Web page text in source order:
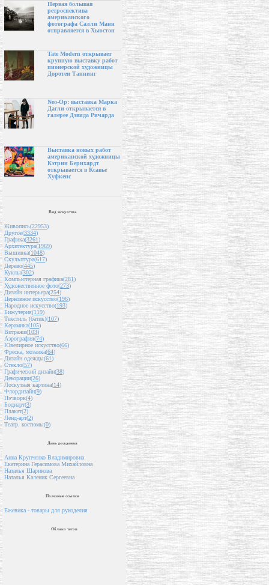
Первая большая
ретроспектива
американского
фотографа Салли Манн
отправляется в Хьюстон
Tate Modern открывает
крупную выставку работ
пионерской художницы
Доротеи Таннинг
Neo-Op: выставка Марка
Дагли открывается в
галерее Дэвида Ричарда
Выставка новых работ
американской художницы
Кэтрин Бернхардт
открывается в Ксавье
Хуфкенс
Вид искусства
Живопись(22953)
Другое(3334)
Графика(3261)
Архитектура(1969)
Вышивка(1048)
Скульптура(617)
Дерево(445)
Куклы(302)
Компьютерная графика(281)
Художественное фото(273)
Дизайн интерьера(254)
Церковное искусство(196)
Народное искусство(193)
Бижутерия(119)
Текстиль (батик)(107)
Керамика(105)
Витражи(103)
Аэрография(74)
Ювелирное искусство(66)
Фреска, мозаика(64)
Дизайн одежды(61)
Стекло(57)
Графический дизайн(38)
Декорации(26)
Лоскутная картина(14)
Флордизайн(9)
Пэчворк(4)
Бодиарт(3)
Плакат(2)
Ленд-арт(2)
Театр. костюмы(0)
День рождения
Анна Крупченко Владимировна
Екатерина Герасимова Михайловна
Наталья Шарикова
Наталья Каленик Сергеевна
Полезные ссылки
Ежевика - товары для рукоделия
Облако тегов